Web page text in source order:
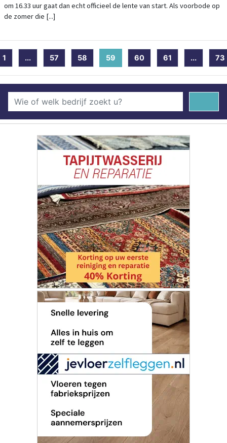
om 16.33 uur gaat dan echt officieel de lente van start. Als voorbode op
de zomer die [...]
1 ... 57 58 59 (current)
60 61 ... 73